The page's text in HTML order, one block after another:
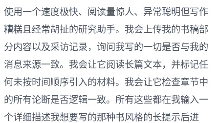
使用一个速度极快、阅读量惊人、异常聪明但写作
糟糕且经常胡扯的研究助手。我会上传我的书稿部
分内容以及采访记录，询问我写的一切是否与我的
消息来源一致。我会让它阅读长篇文本，并标记任
何未按时间顺序引入的材料。我会让它检查章节中
的所有论断是否逻辑一致。所有这些都在我输入一
个详细描述我想要写的那种书风格的长提示后进